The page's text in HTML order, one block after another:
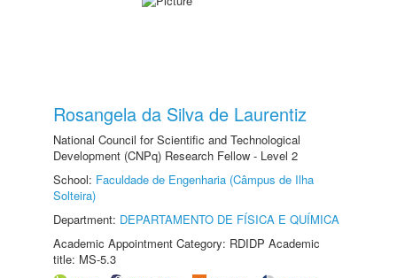
Rosangela da Silva de Laurentiz
National Council for Scientific and Technological
Development (CNPq) Research Fellow - Level 2
School: Faculdade de Engenharia (Câmpus de Ilha
Solteira)
Department: DEPARTAMENTO DE FÍSICA E QUÍMICA
Academic Appointment Category: RDIDP Academic
title: MS-5.3